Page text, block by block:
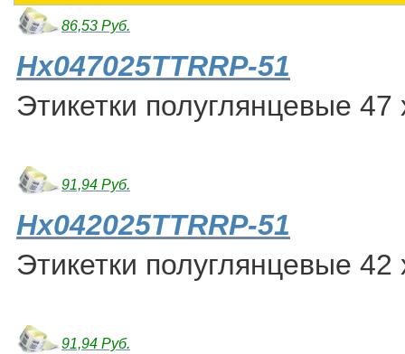
86,53 Руб.
Hx047025TTRRP-51
Этикетки полуглянцевые
91,94 Руб.
Hx042025TTRRP-51
Этикетки полуглянцевые
91,94 Руб.